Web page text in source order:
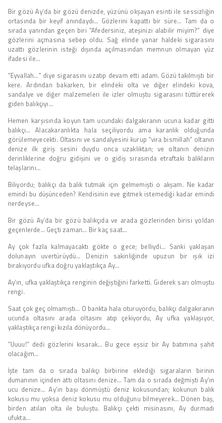
Bir gözü Ay’da bir gözü denizde, yüzünü okşayan esinti ile sessizliğin
ortasında bir keyif anındaydı… Gözlerini kapattı bir süre… Tam da o
sırada yanından geçen biri “Afedersiniz, ateşinizi alabilir miyim?” diye
gözlerini açmasına sebep oldu. Sağ elinde yanar haldeki sigarasını
uzattı gözlerinin isteği dışında açılmasından memnun olmayan yüz
ifadesi ile…
“Eyvallah…” diye sigarasını uzatıp devam etti adam. Gözü takılmıştı bir
kere. Ardından bakarken, bir elindeki olta ve diğer elindeki kova,
sandalye ve diğer malzemeleri ile izler olmuştu sigarasını tüttürerek
giden balıkçıyı…
Hemen karşısında koyun tam ucundaki dalgakıranın ucuna kadar gitti
balıkçı… Alacakaranlıkta hala seçiliyordu ama karanlık olduğunda
görülemeyecekti. Oltasını ve sandalyesini kurup “vira bismillah” oltanın
denize ilk giriş sesini duydu onca uzaklıktan; ve oltanın denizin
derinliklerine doğru gidişini ve o gidiş sırasında etraftaki balıkların
telaşlarını…
Biliyordu; balıkçı da balık tutmak için gelmemişti o akşam. Ne kadar
emindi bu düşünceden? Kendisinin eve gitmek istemediği kadar emindi
nerdeyse…
Bir gözü Ay’da bir gözü balıkçıda ve arada gözlerinden birisi yoldan
geçenlerde… Geçti zaman… Bir kaç saat…
Ay çok fazla kalmayacaktı gökte o gece; belliydi… Sanki yaklaşan
dolunayın uvertürüydü… Denizin sakinliğinde upuzun bir ışık izi
bırakıyordu ufka doğru yaklaştıkça Ay…
Ay’ın, ufka yaklaştıkça renginin değiştiğini farketti. Giderek sarı olmuştu
rengi.
Saat çok geç olmamıştı… O bankta hala oturuyordu, balıkçı dalgakıranın
ucunda oltasını arada oltasını atıp çekiyordu, Ay ufka yaklaşıyor,
yaklaştıkça rengi kızıla dönüyordu…
“Uuuu!” dedi gözlerini kısarak… Bu gece eşsiz bir Ay batımına şahit
olacağım…
İşte tam da o sırada balıkçı birbirine eklediği sigaraların birinin
dumanının içinden attı oltasını denize… Tam da o sırada değmişti Ay’ın
ucu denize… Ay’ın başı dönmüştü deniz kokusundan; kokunun balık
kokusu mu yoksa deniz kokusu mu olduğunu bilmeyerek… Dönen baş,
birden atılan olta ile buluştu. Balıkçı çekti misinasını, Ay durmadı
ufukta…